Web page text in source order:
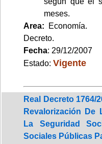
meses.
Area: Economía.
Decreto.
Fecha: 29/12/2007
Estado: Vigente
Real Decreto 1764/
Revalorización De
La Seguridad
Sociales Públicas